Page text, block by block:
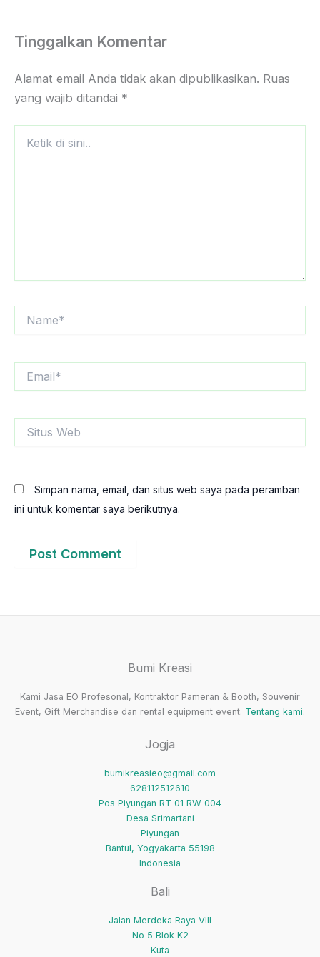
Tinggalkan Komentar
Alamat email Anda tidak akan dipublikasikan. Ruas
yang wajib ditandai *
Web
Simpan nama, email, dan situs web saya pada peramban
ini untuk komentar saya berikutnya.
Bumi Kreasi
Kami Jasa EO Profesonal, Kontraktor Pameran & Booth, Souvenir
Event, Gift Merchandise dan rental equipment event. Tentang kami.
Jogja
bumikreasieo@gmail.com
628112512610
Pos Piyungan RT 01 RW 004
Desa Srimartani
Piyungan
Bantul, Yogyakarta 55198
Indonesia
Bali
Jalan Merdeka Raya VIII
No 5 Blok K2
Kuta